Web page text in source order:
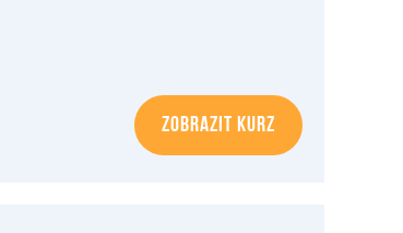
ZOBRAZIT KURZ